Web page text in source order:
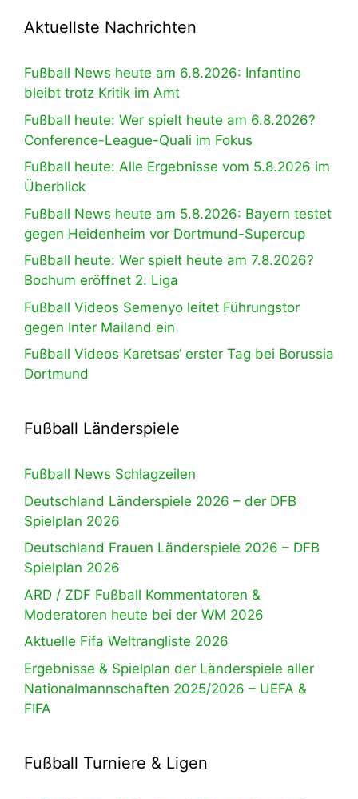
Aktuellste Nachrichten
Fußball News heute am 6.8.2026: Infantino
bleibt trotz Kritik im Amt
Fußball heute: Wer spielt heute am 6.8.2026?
Conference-League-Quali im Fokus
Fußball heute: Alle Ergebnisse vom 5.8.2026 im
Überblick
Fußball News heute am 5.8.2026: Bayern testet
gegen Heidenheim vor Dortmund-Supercup
Fußball heute: Wer spielt heute am 7.8.2026?
Bochum eröffnet 2. Liga
Fußball Videos Semenyo leitet Führungstor
gegen Inter Mailand ein
Fußball Videos Karetsas‘ erster Tag bei Borussia
Dortmund
Fußball Länderspiele
Fußball News Schlagzeilen
Deutschland Länderspiele 2026 – der DFB
Spielplan 2026
Deutschland Frauen Länderspiele 2026 – DFB
Spielplan 2026
ARD / ZDF Fußball Kommentatoren &
Moderatoren heute bei der WM 2026
Aktuelle Fifa Weltrangliste 2026
Ergebnisse & Spielplan der Länderspiele aller
Nationalmannschaften 2025/2026 – UEFA &
FIFA
Fußball Turniere & Ligen